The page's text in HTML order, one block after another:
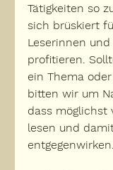
Tätigkeiten so
sich brüskiert
Leserinnen
profitieren.
ein Thema
bitten wir um
dass möglichst
lesen und
entgegenwirken.